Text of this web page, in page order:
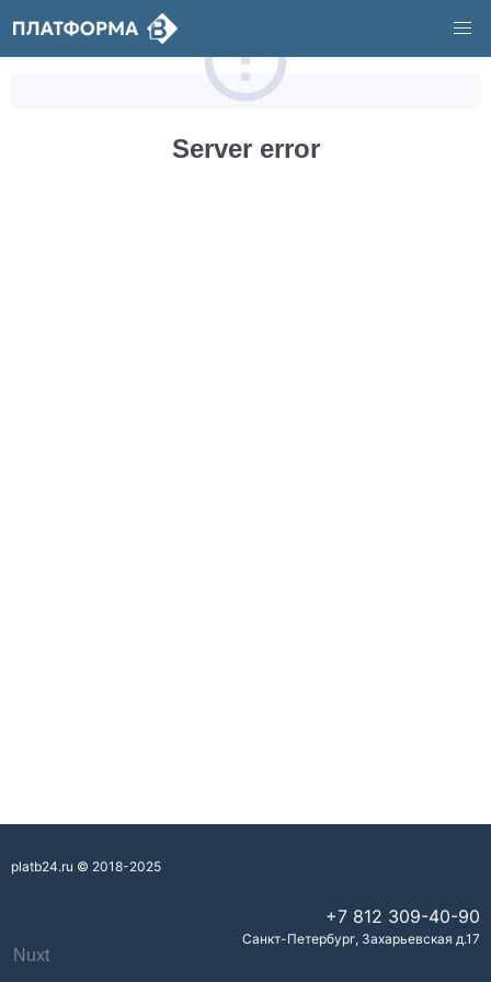
Server error
Nuxt
platb24.ru © 2018-2025
+7 812 309-40-90
Санкт-Петербург, Захарьевская д.17